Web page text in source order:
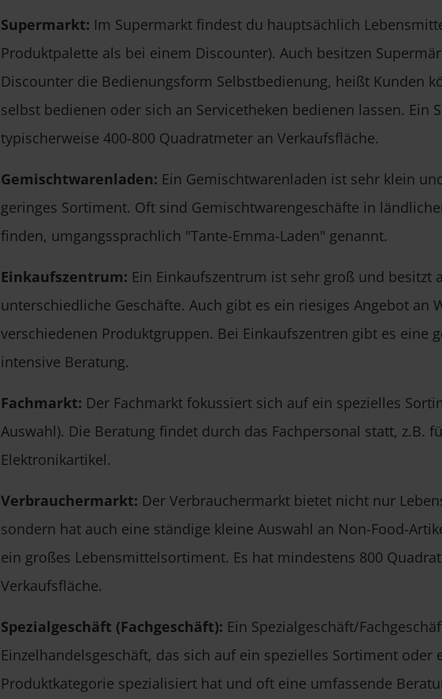
Supermarkt: Im Supermarkt findest du hauptsächlich
Produktpalette als bei einem Discounter). Auch besitzen
Discounter die Bedienungsform Selbstbedienung, heißt Kunden
selbst bedienen oder sich an Servicetheken bedienen lassen. Ein
typischerweise 400-800 Quadratmeter an Verkaufsfläche.
Gemischtwarenladen: Ein Gemischtwarenladen ist sehr klein
geringes Sortiment. Oft sind Gemischtwarengeschäfte in
finden, umgangssprachlich "Tante-Emma-Laden" genannt.
Einkaufszentrum: Ein Einkaufszentrum ist sehr groß und besitzt
unterschiedliche Geschäfte. Auch gibt es ein riesiges Angebot an
verschiedenen Produktgruppen. Bei Einkaufszentren gibt es eine
intensive Beratung.
Fachmarkt: Der Fachmarkt fokussiert sich auf ein spezielles
Auswahl). Die Beratung findet durch das Fachpersonal statt, z.B.
Elektronikartikel.
Verbrauchermarkt: Der Verbrauchermarkt bietet nicht nur
sondern hat auch eine ständige kleine Auswahl an Non-Food-
ein großes Lebensmittelsortiment. Es hat mindestens 800
Verkaufsfläche.
Spezialgeschäft (Fachgeschäft): Ein Spezialgeschäft/
Einzelhandelsgeschäft, das sich auf ein spezielles Sortiment oder
Produktkategorie spezialisiert hat und oft eine umfassende